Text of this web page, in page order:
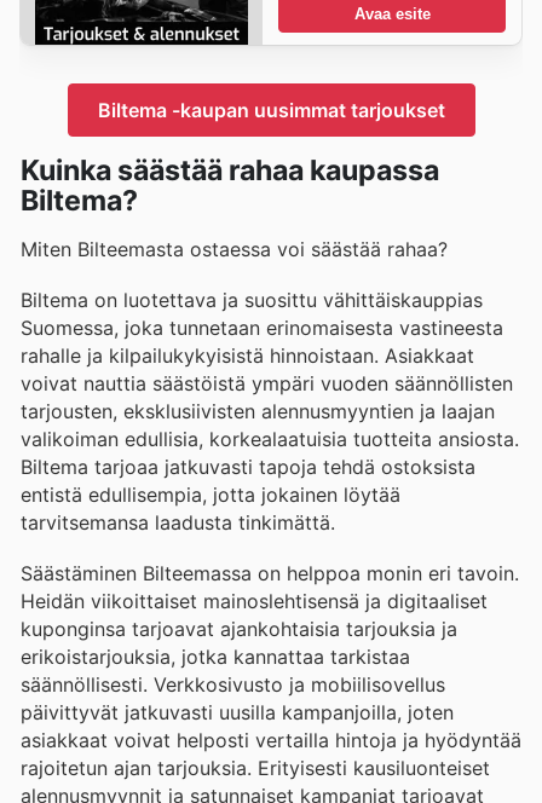
Avaa esite
Biltema -kaupan uusimmat tarjoukset
Kuinka säästää rahaa kaupassa
Biltema?
Miten Bilteemasta ostaessa voi säästää rahaa?
Biltema on luotettava ja suosittu vähittäiskauppias
Suomessa, joka tunnetaan erinomaisesta vastineesta
rahalle ja kilpailukykyisistä hinnoistaan. Asiakkaat
voivat nauttia säästöistä ympäri vuoden säännöllisten
tarjousten, eksklusiivisten alennusmyyntien ja laajan
valikoiman edullisia, korkealaatuisia tuotteita ansiosta.
Biltema tarjoaa jatkuvasti tapoja tehdä ostoksista
entistä edullisempia, jotta jokainen löytää
tarvitsemansa laadusta tinkimättä.
Säästäminen Bilteemassa on helppoa monin eri tavoin.
Heidän viikoittaiset mainoslehtisensä ja digitaaliset
kuponginsa tarjoavat ajankohtaisia tarjouksia ja
erikoistarjouksia, jotka kannattaa tarkistaa
säännöllisesti. Verkkosivusto ja mobiilisovellus
päivittyvät jatkuvasti uusilla kampanjoilla, joten
asiakkaat voivat helposti vertailla hintoja ja hyödyntää
rajoitetun ajan tarjouksia. Erityisesti kausiluonteiset
alennusmyynnit ja satunnaiset kampanjat tarjoavat